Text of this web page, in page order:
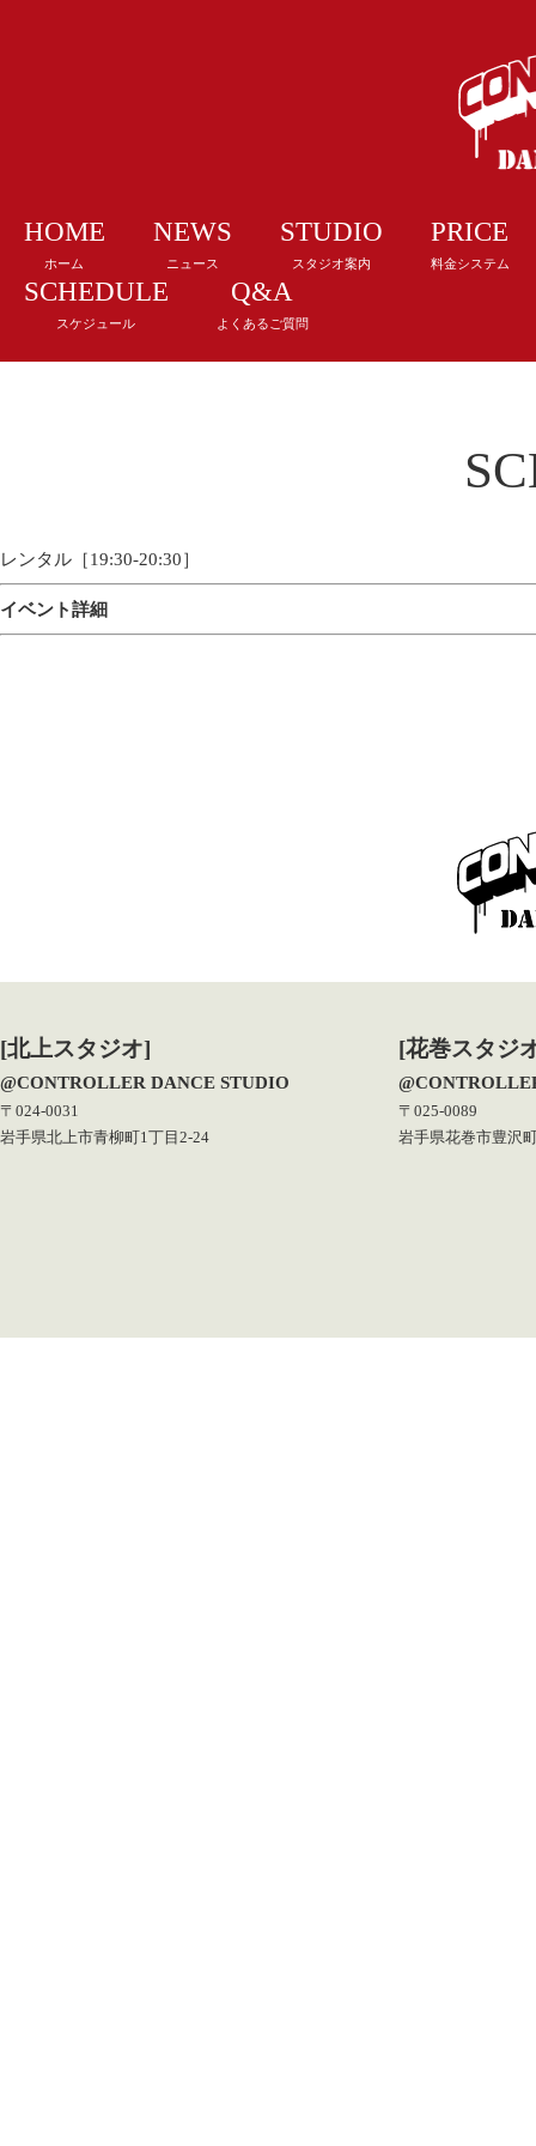
HOME
ホーム
NEWS
ニュース
STUDIO
スタジオ案内
PRICE
料金システム
SCHEDULE
スケジュール
Q&A
よくあるご質問
レンタル［19:30-20:30］
イベント詳細
[北上スタジオ]
@CONTROLLER DANCE STUDIO
〒024-0031
岩手県北上市青柳町1丁目2-24
[花巻スタジ
〒025-0089
岩手県花巻市豊沢